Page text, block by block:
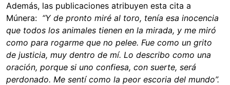
Además, las publicaciones atribuyen esta cita a
Múnera: “Y de pronto miré al toro, tenía esa inocencia
que todos los animales tienen en la mirada, y me miró
como para rogarme que no pelee. Fue como un grito
de justicia, muy dentro de mí. Lo describo como una
oración, porque si uno confiesa, con suerte, será
perdonado. Me sentí como la peor escoria del mundo”.